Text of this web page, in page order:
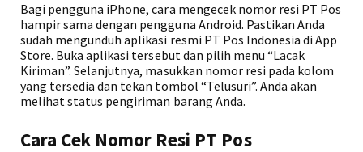
Bagi pengguna iPhone, cara mengecek nomor resi PT Pos
hampir sama dengan pengguna Android. Pastikan Anda
sudah mengunduh aplikasi resmi PT Pos Indonesia di App
Store. Buka aplikasi tersebut dan pilih menu “Lacak
Kiriman”. Selanjutnya, masukkan nomor resi pada kolom
yang tersedia dan tekan tombol “Telusuri”. Anda akan
melihat status pengiriman barang Anda.
Cara Cek Nomor Resi PT Pos